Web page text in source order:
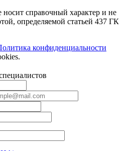
справочный характер и не
определяемой статьей 437 ГК
конфиденциальности